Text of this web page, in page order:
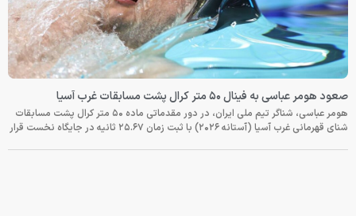
صعود هومر عباسی به فینال ۵۰ متر کرال پشت مسابقات غرب آسیا
هومر عباسی، شناگر تیم ملی ایران، در دور مقدماتی ماده ۵۰ متر کرال پشت مسابقات
شنای قهرمانی غرب آسیا (آستانه ۲۰۲۶) با ثبت زمان ۲۵.۶۷ ثانیه در جایگاه نخست قرار